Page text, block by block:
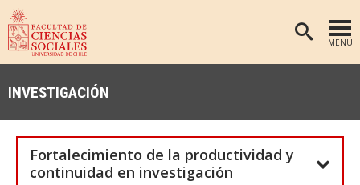
MENÚ
DEPARTAMENTOS
ANTROPOLOGÍA
PREGRADO
INVESTIGACIÓN
Fortalecimiento de la productividad y
continuidad en investigación